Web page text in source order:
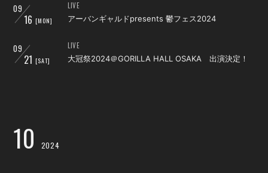
09
16 [MON]
LIVE
アーバンギャルドpresents 鬱フェス2024
09
21 [SAT]
LIVE
大冠祭2024＠GORILLA HALL OSAKA 出演決定！
10 2024